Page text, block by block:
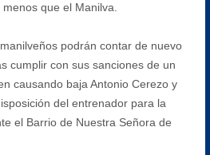
que el Manilva.
podrán contar de nuevo
cumplir con sus sanciones de un
causando baja Antonio Cerezo y
del entrenador para la
el Barrio de Nuestra Señora de